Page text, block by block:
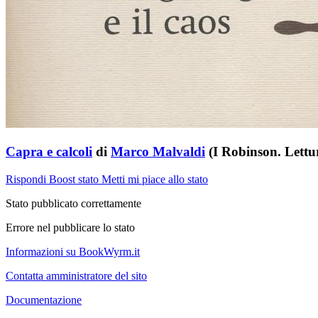
Capra e calcoli di Marco Malvaldi (I Robinson.
Rispondi Boost stato Metti mi piace allo stato
Stato pubblicato correttamente
Errore nel pubblicare lo stato
Informazioni su BookWyrm.it
Contatta amministratore del sito
Documentazione